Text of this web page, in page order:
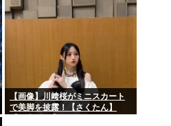
【画像】川﨑桜がミニスカート
で美脚を披露！【さくたん】